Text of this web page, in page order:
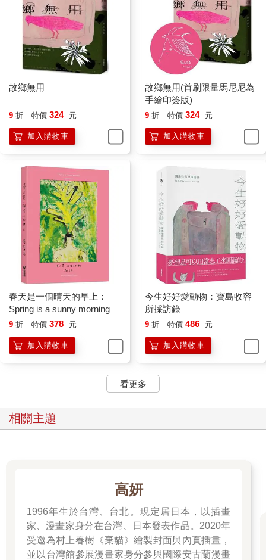
故鄉無用
9 折 特價 324 元
加入購物車
故鄉無用(首刷限量馬尼尼為
手繪印簽版)
9 折 特價 324 元
加入購物車
春天是一個晴天的早上：
Spring is a sunny morning
9 折 特價 378 元
加入購物車
今生好好愛動物：寶島收容
所採訪錄
9 折 特價 486 元
加入購物車
看更多
相關主題
高妍
1996年生於台灣、台北。現定居日本，以插畫
家、漫畫家身分在台灣、日本發表作品。2020年
受邀為村上春樹《棄貓》繪製封面與內頁插畫，
並以台灣館參展漫畫家身分參與國際安古蘭漫畫